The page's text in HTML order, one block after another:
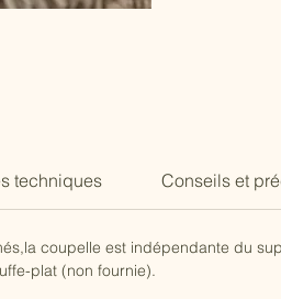
techniques Conseils et
coupelle est indépendante du
plat (non fournie).